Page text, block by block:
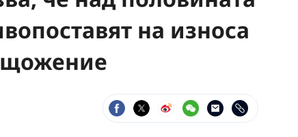
на износа